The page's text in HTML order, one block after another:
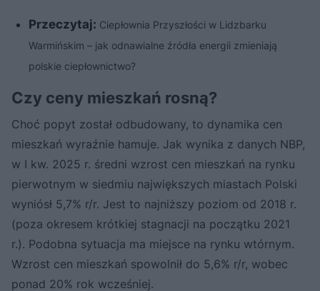
Przeczytaj: Ciepłownia Przyszłości w Lidzbarku
Warmińskim – jak odnawialne źródła energii zmieniają
polskie ciepłownictwo?
Czy ceny mieszkań rosną?
Choć popyt został odbudowany, to dynamika cen
mieszkań wyraźnie hamuje. Jak wynika z danych NBP,
w I kw. 2025 r. średni wzrost cen mieszkań na rynku
pierwotnym w siedmiu największych miastach Polski
wyniósł 5,7% r/r. Jest to najniższy poziom od 2018 r.
(poza okresem krótkiej stagnacji na początku 2021
r.). Podobna sytuacja ma miejsce na rynku wtórnym.
Wzrost cen mieszkań spowolnił do 5,6% r/r, wobec
ponad 20% rok wcześniej.